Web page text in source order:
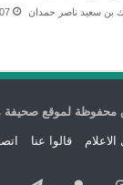
بن سعيد ناصر حمدان
محفوظة لموقع صحيفة
قالوا عنا